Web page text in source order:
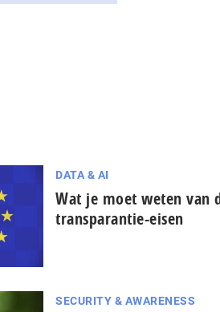
DATA & AI
Wat je moet weten van
transparantie-eisen
SECURITY & AWARENESS